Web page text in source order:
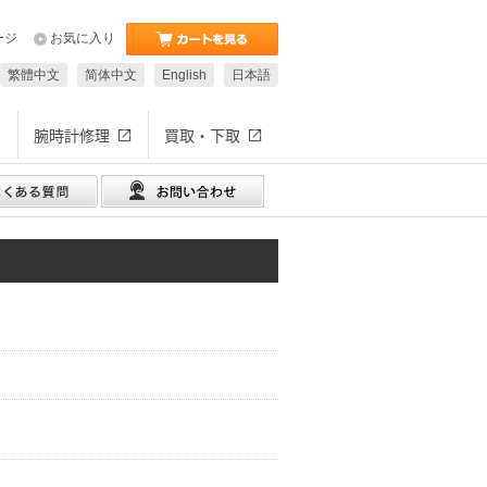
お気に入り
ジ
日本語
English
简体中文
繁體中文
腕時計修理 買取・下取